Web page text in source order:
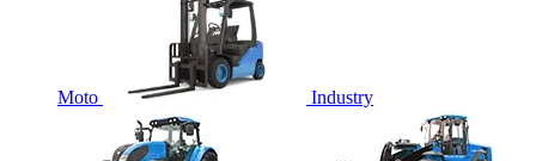
Moto Industry